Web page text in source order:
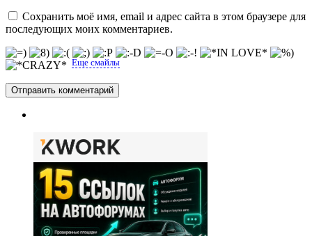
Сохранить моё имя, email и адрес сайта в этом браузере для
последующих моих комментариев.
Еще смайлы